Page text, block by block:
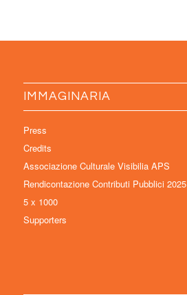
IMMAGINARIA
Press
Credits
Associazione Culturale Visibilia APS
Rendicontazione Contributi Pubblici 2025
5 x 1000
Supporters